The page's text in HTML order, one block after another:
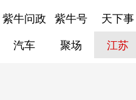
紫牛问政 紫牛号 天下事
汽车 聚场 江苏